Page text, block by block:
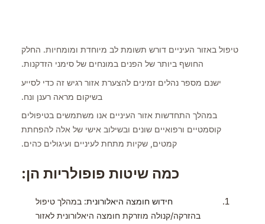
טיפול באזור העיניים דורש תשומת לב מיוחדת ומומחיות. החלק
החושף ביותר של הפנים במונחים של סימני הזדקנות.
ישנם מספר נהלים זמינים להצערת אזור רגיש זה כדי לסייע
בשיקום מראה רענן ונח.
במהלך התחדשות אזור העיניים אנו משתמשים בטיפולים
קוסמטיים ורפואיים שונים ובשילוב אישי של אלה להפחתת
קמטים, שקיות מתחת לעיניים ועיגולים כהים.
כמה שיטות פופולריות הן:
חידוש חומצה היאלורונית: במהלך טיפול
בהזרקה/קנולה מוזרקת חומצה היאלורונית לאזור